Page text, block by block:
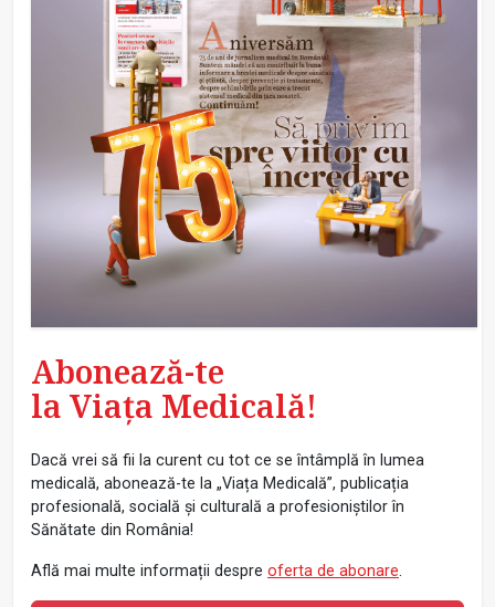
Abonează-te
la Viața Medicală!
Dacă vrei să fii la curent cu tot ce se întâmplă în lumea
medicală, abonează-te la „Viața Medicală”, publicația
profesională, socială și culturală a profesioniștilor în
Sănătate din România!
Află mai multe informații despre oferta de abonare.